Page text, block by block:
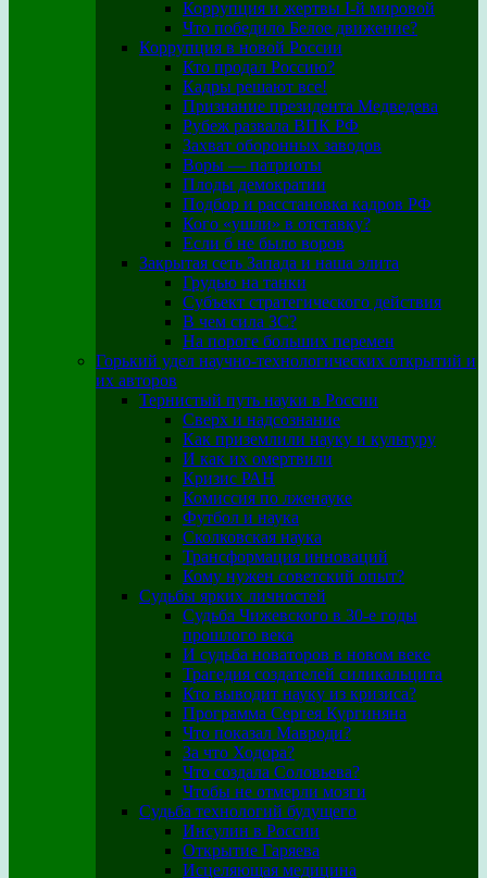
Коррупция и жертвы I-й мировой
Что победило Белое движение?
Коррупция в новой России
Кто продал Россию?
Кадры решают все!
Признание президента Медведева
Рубеж развала ВПК РФ
Захват оборонных заводов
Воры — патриоты
Плоды демократии
Подбор и расстановка кадров РФ
Кого «ушли» в отставку?
Если б не было воров
Закрытая сеть Запада и наша элита
Грудью на танки
Субъект стратегического действия
В чем сила ЗС?
На пороге больших перемен
Горький удел научно-технологических открытий и
их авторов
Тернистый путь науки в России
Сверх и надсознание
Как приземлили науку и культуру
И как их омертвили
Кризис РАН
Комиссия по лженауке
Футбол и наука
Сколковская наука
Трансформация инноваций
Кому нужен советский опыт?
Судьбы ярких личностей
Судьба Чижевского в 30-е годы
прошлого века
И судьба новаторов в новом веке
Трагедия создателей силикальцита
Кто выводит науку из кризиса?
Программа Сергея Кургиняна
Что показал Мавроди?
За что Ходора?
Что создала Соловьева?
Чтобы не отмерли мозги
Судьба технологий будущего
Инсулин в России
Открытие Гаряева
Исцеляющая медицина